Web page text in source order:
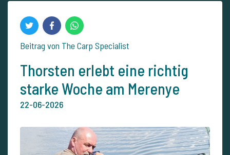
Beitrag von The Carp Specialist
Thorsten erlebt eine richtig
starke Woche am Merenye
22-06-2026